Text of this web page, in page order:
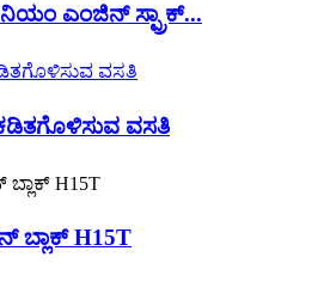
ಎಂಜಿನ್ ಸ್ಪ್ರಾಕ್...
ವಸತಿ
H15T